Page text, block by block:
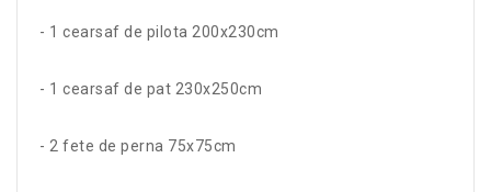
- 1 cearsaf de pilota 200x230cm
- 1 cearsaf de pat 230x250cm
- 2 fete de perna 75x75cm